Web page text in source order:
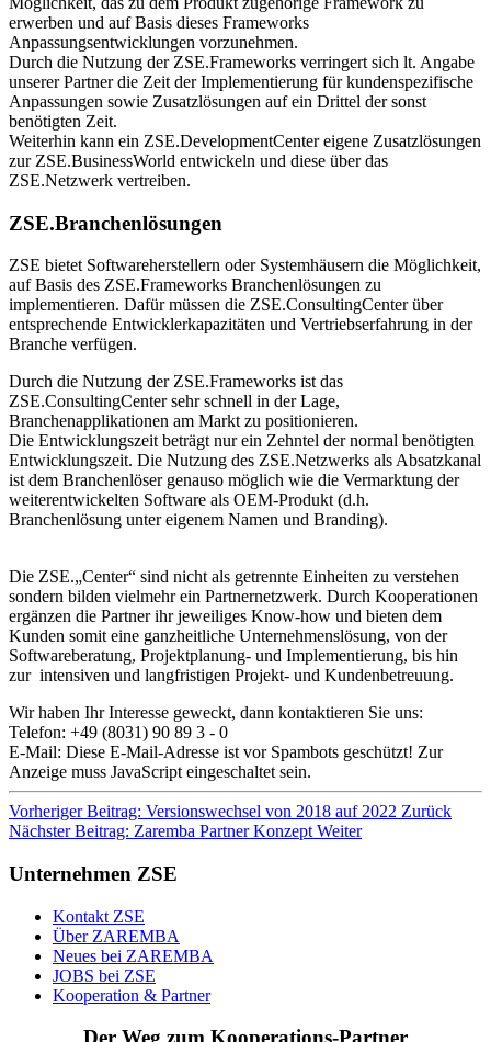
erwerben und auf Basis dieses Frameworks
Anpassungsentwicklungen vorzunehmen.
Durch die Nutzung der ZSE.Frameworks verringert sich lt. Angabe
unserer Partner die Zeit der Implementierung für kundenspezifische
Anpassungen sowie Zusatzlösungen auf ein Drittel der sonst
benötigten Zeit.
Weiterhin kann ein ZSE.DevelopmentCenter eigene Zusatzlösungen
zur ZSE.BusinessWorld entwickeln und diese über das
ZSE.Netzwerk vertreiben.
ZSE.Branchenlösungen
ZSE bietet Softwareherstellern oder Systemhäusern die Möglichkeit,
auf Basis des ZSE.Frameworks Branchenlösungen zu
implementieren. Dafür müssen die ZSE.ConsultingCenter über
entsprechende Entwicklerkapazitäten und Vertriebserfahrung in der
Branche verfügen.
Durch die Nutzung der ZSE.Frameworks ist das
ZSE.ConsultingCenter sehr schnell in der Lage,
Branchenapplikationen am Markt zu positionieren.
Die Entwicklungszeit beträgt nur ein Zehntel der normal benötigten
Entwicklungszeit. Die Nutzung des ZSE.Netzwerks als Absatzkanal
ist dem Branchenlöser genauso möglich wie die Vermarktung der
weiterentwickelten Software als OEM-Produkt (d.h.
Branchenlösung unter eigenem Namen und Branding).
Die ZSE.„Center“ sind nicht als getrennte Einheiten zu verstehen
sondern bilden vielmehr ein Partnernetzwerk. Durch Kooperationen
ergänzen die Partner ihr jeweiliges Know-how und bieten dem
Kunden somit eine ganzheitliche Unternehmenslösung, von der
Softwareberatung, Projektplanung- und Implementierung, bis hin
zur intensiven und langfristigen Projekt- und Kundenbetreuung.
Wir haben Ihr Interesse geweckt, dann kontaktieren Sie uns:
Telefon: +49 (8031) 90 89 3 - 0
E-Mail: Diese E-Mail-Adresse ist vor Spambots geschützt! Zur
Anzeige muss JavaScript eingeschaltet sein.
Vorheriger Beitrag: Versionswechsel von 2018 auf 2022 Zurück
Nächster Beitrag: Zaremba Partner Konzept Weiter
Unternehmen ZSE
Kontakt ZSE
Über ZAREMBA
Neues bei ZAREMBA
JOBS bei ZSE
Kooperation & Partner